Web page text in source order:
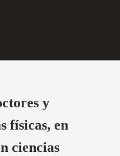
y
físicas, en
ciencias